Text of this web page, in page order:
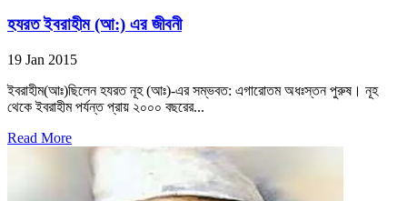
হযরত ইবরাহীম (আ:) এর জীবনী
19 Jan 2015
ইবরাহীম(আঃ)ছিলেন হযরত নূহ (আঃ)-এর সম্ভবত: এগারোতম অধঃস্তন পুরুষ। নূহ
থেকে ইবরাহীম পর্যন্ত প্রায় ২০০০ বছরের...
Read More